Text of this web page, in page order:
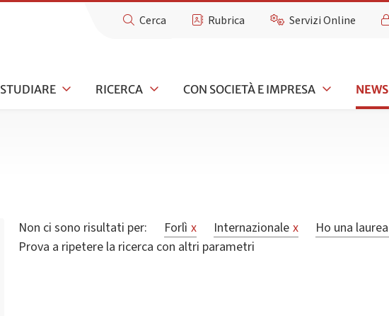
Cerca Rubrica Servizi Online
STUDIARE RICERCA CON SOCIETÀ E IMPRESA NEWS
Non ci sono risultati per: Forlì x Internazionale x Ho una laurea
Prova a ripetere la ricerca con altri parametri